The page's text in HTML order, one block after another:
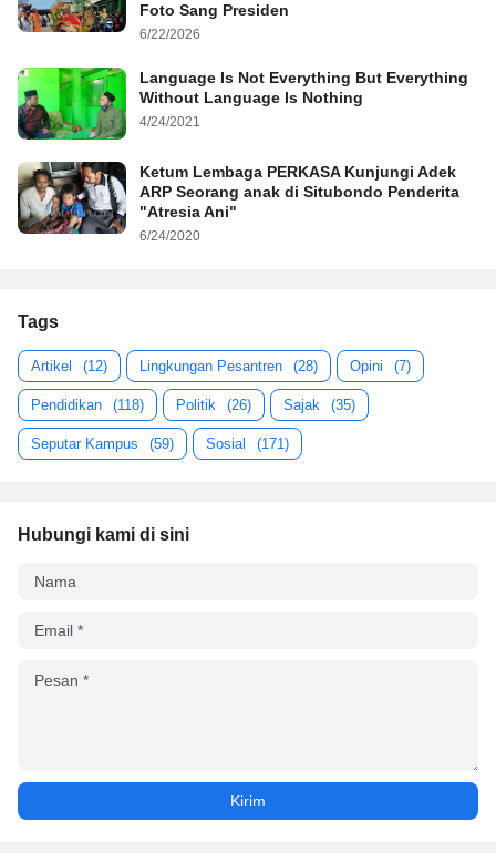
Foto Sang Presiden
6/22/2026
Language Is Not Everything But Everything
Without Language Is Nothing
4/24/2021
Ketum Lembaga PERKASA Kunjungi Adek
ARP Seorang anak di Situbondo Penderita
"Atresia Ani"
6/24/2020
Tags
Artikel (12) Lingkungan Pesantren (28) Opini (7)
Pendidikan (118) Politik (26) Sajak (35)
Seputar Kampus (59) Sosial (171)
Hubungi kami di sini